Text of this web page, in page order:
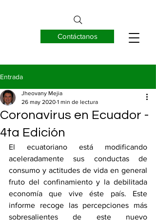
EUREKNOW S.A.
Contáctanos
Entrada
Coronavirus en Ecuador -
4ta Edición
Jheovany Mejia
26 may 2020 1 min de lectura
El ecuatoriano está modificando
aceleradamente sus conductas de
consumo y actitudes de vida en general
fruto del confinamiento y la debilitada
economía que vive éste país. Este
informe recoge las percepciones más
sobresalientes de este nuevo